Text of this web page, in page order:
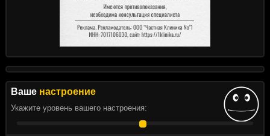
Ваше настроение
Укажите уровень вашего настроения: